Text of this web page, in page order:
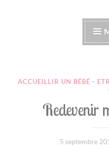
Parentalité de coeur
ACCUEILLIR UN BÉBÉ ·
!
Redevenir
5 septembre